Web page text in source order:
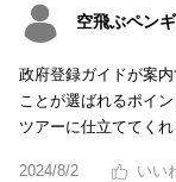
空飛ぶペン
政府登録ガイドが案
ことが選ばれるポイ
ツアーに仕立ててく
2024/8/2